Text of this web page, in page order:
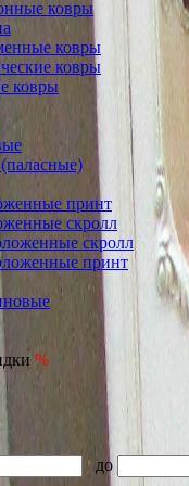
ковры
ковры
ковры
ковры
принт
скролл
скролл
принт
%
до